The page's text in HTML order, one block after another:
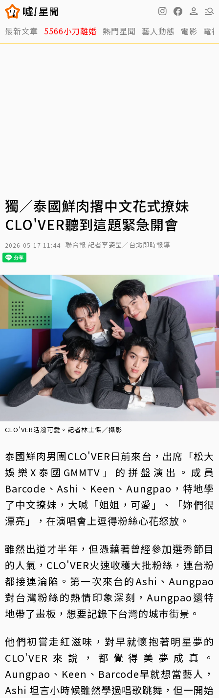
最新文章 5566小刀離婚 熱門星聞 藝人動態 電影 電
獨／泰國鮮肉撂中文花式撩妹
CLO'VER聽到這題緊急開會
2026-05-17 11:44 聯合報 記者李姿瑩／台北即時報導
CLO'VER活潑可愛。記者林士傑／攝影
泰國鮮肉男團CLO'VER日前來台，出席「松大
娛樂X泰國GMMTV」的拼盤演出。成員
Barcode、Ashi、Keen、Aungpao，特地學
了中文撩妹，大喊「姐姐，可愛」、「妳們很
漂亮」，在演唱會上逗得粉絲心花怒放。
雖然出道才半年，但憑藉著曾經參加選秀節目
的人氣，CLO'VER火速收穫大批粉絲，連台粉
都接連淪陷。第一次來台的Ashi、Aungpao
對台灣粉絲的熱情印象深刻，Aungpao還特
地帶了畫板，想要記錄下台灣的城市街景。
他們初嘗走紅滋味，對早就懷抱著明星夢的
CLO'VER來說，都覺得美夢成真。
Aungpao、Keen、Barcode早就想當藝人，
Ashi 坦言小時候雖然學過唱歌跳舞，但一開始